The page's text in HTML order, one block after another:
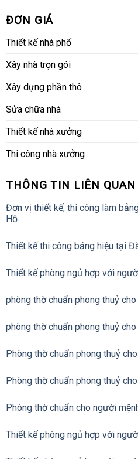
ĐƠN GIÁ
Thiết kế nhà phố
Xây nhà trọn gói
Xây dựng phần thô
Sửa chữa nhà
Thiết kế nhà xưởng
Thi công nhà xưởng
THÔNG TIN LIÊN QUAN
Đơn vị thiết kế, thi công làm
Hồ
Thiết kế thi công bảng hiệu tại
Thiết kế phòng ngủ hợp với
phòng thờ chuẩn phong thuỷ
phòng thờ chuẩn phong thuỷ
Phòng thờ chuẩn phong thuỷ
Phòng thờ chuẩn phong thuỷ
Phòng thờ chuẩn cho người
Thiết kế phòng ngủ hợp với